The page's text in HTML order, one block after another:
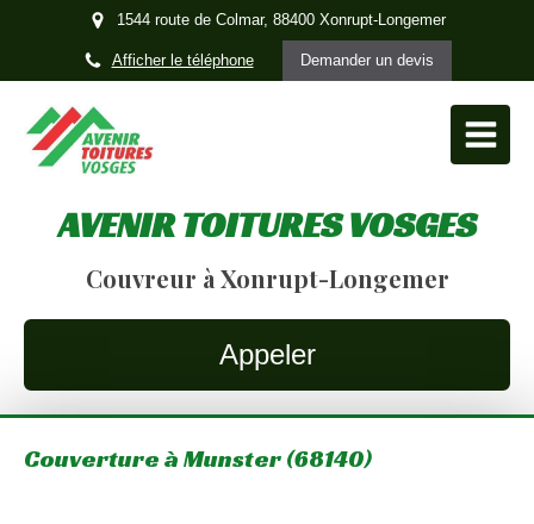
1544 route de Colmar, 88400 Xonrupt-Longemer
Afficher le téléphone Demander un devis
AVENIR TOITURES VOSGES
Couvreur à Xonrupt-Longemer
Appeler
Couverture à Munster (68140)